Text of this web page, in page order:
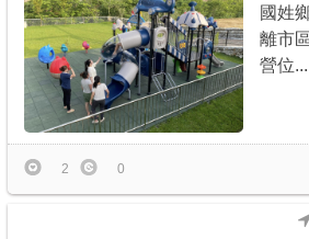
國姓
離市
營位...
2 0